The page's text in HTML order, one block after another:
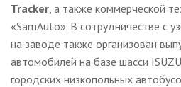
Tracker , а также коммерческой
«SamAuto». В сотрудничестве с
на заводе также организован
автомобилей на базе шасси
городских низкопольных